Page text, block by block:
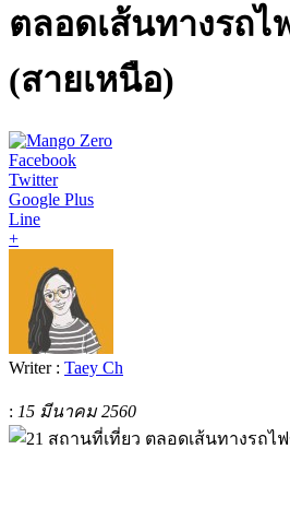
ตลอดเส้นทางรถ
(สายเหนือ)
Facebook
Twitter
Google Plus
Line
+
Writer : Taey Ch
: 15 มีนาคม 2560